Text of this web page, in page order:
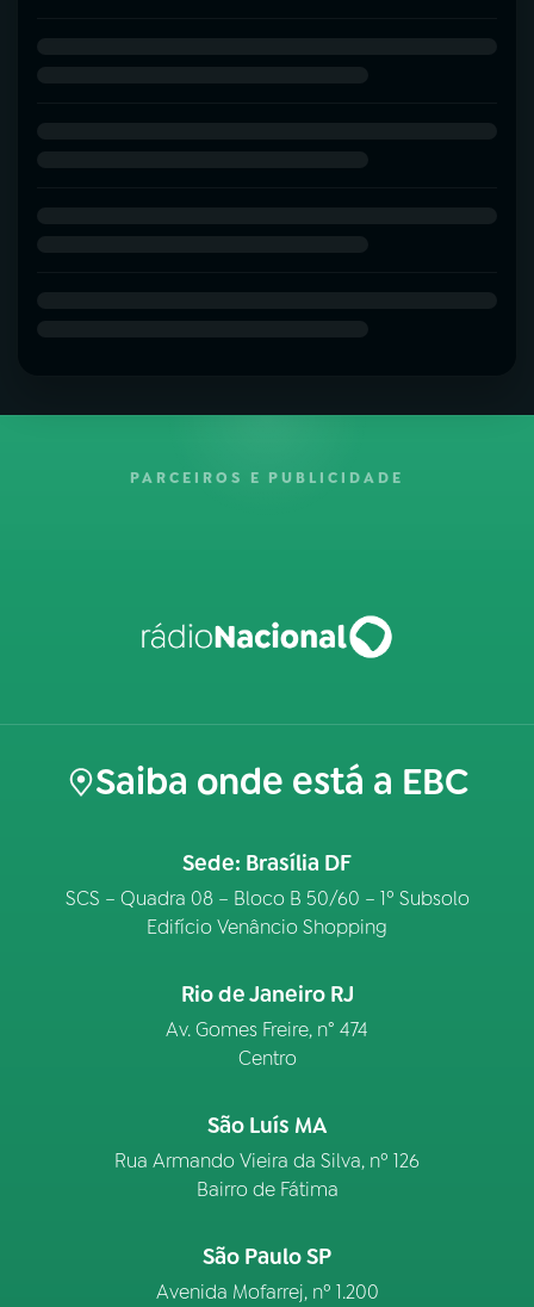
PARCEIROS E PUBLICIDADE
Saiba onde está a EBC
Sede: Brasília DF
SCS – Quadra 08 – Bloco B 50/60 – 1º Subsolo
Edifício Venâncio Shopping
Rio de Janeiro RJ
Av. Gomes Freire, n° 474
Centro
São Luís MA
Rua Armando Vieira da Silva, nº 126
Bairro de Fátima
São Paulo SP
Avenida Mofarrej, nº 1.200